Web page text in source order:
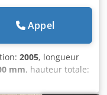
Appel
2005, longueur
mm, hauteur totale:
: 11 000 kg Prix : Sur